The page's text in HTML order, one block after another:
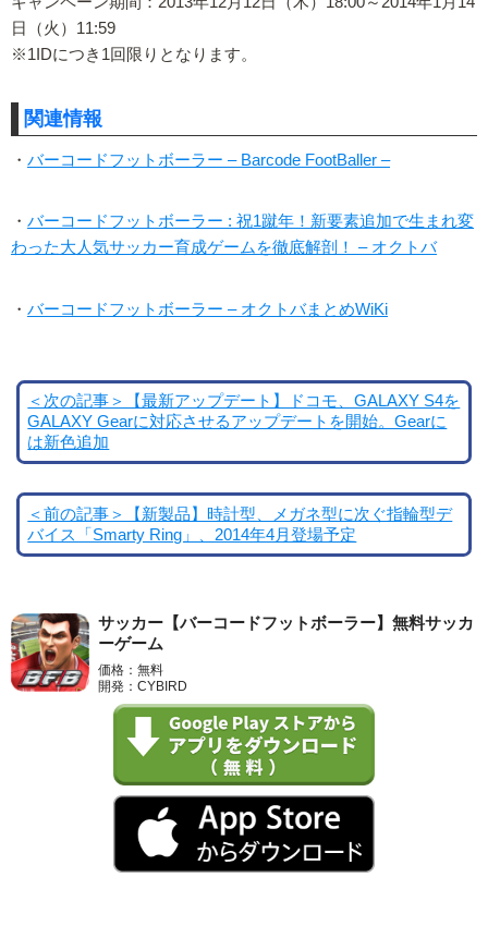
日（火）11:59
※1IDにつき1回限りとなります。
関連情報
・ バーコードフットボーラー – Barcode FootBaller –
・ バーコードフットボーラー : 祝1蹴年！新要素追加で生まれ変
わった大人気サッカー育成ゲームを徹底解剖！ – オクトバ
・ バーコードフットボーラー – オクトバまとめWiKi
＜次の記事＞【最新アップデート】ドコモ、GALAXY S4を
GALAXY Gearに対応させるアップデートを開始。Gearに
は新色追加
＜前の記事＞【新製品】時計型、メガネ型に次ぐ指輪型デ
バイス「Smarty Ring」、2014年4月登場予定
サッカー【バーコードフットボーラー】無料サッカ
ーゲーム
価格：無料
開発：CYBIRD